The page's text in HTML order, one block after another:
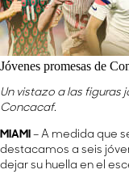
Jóvenes promesas de
Un vistazo a las figuras
Concacaf.
MIAMI – A medida que
destacamos a seis
dejar su huella en el